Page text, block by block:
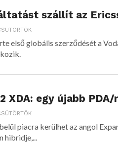
szállít az
első globális szerződését a
XDA: egy újabb
piacra kerülhet az angol
hibridje,...